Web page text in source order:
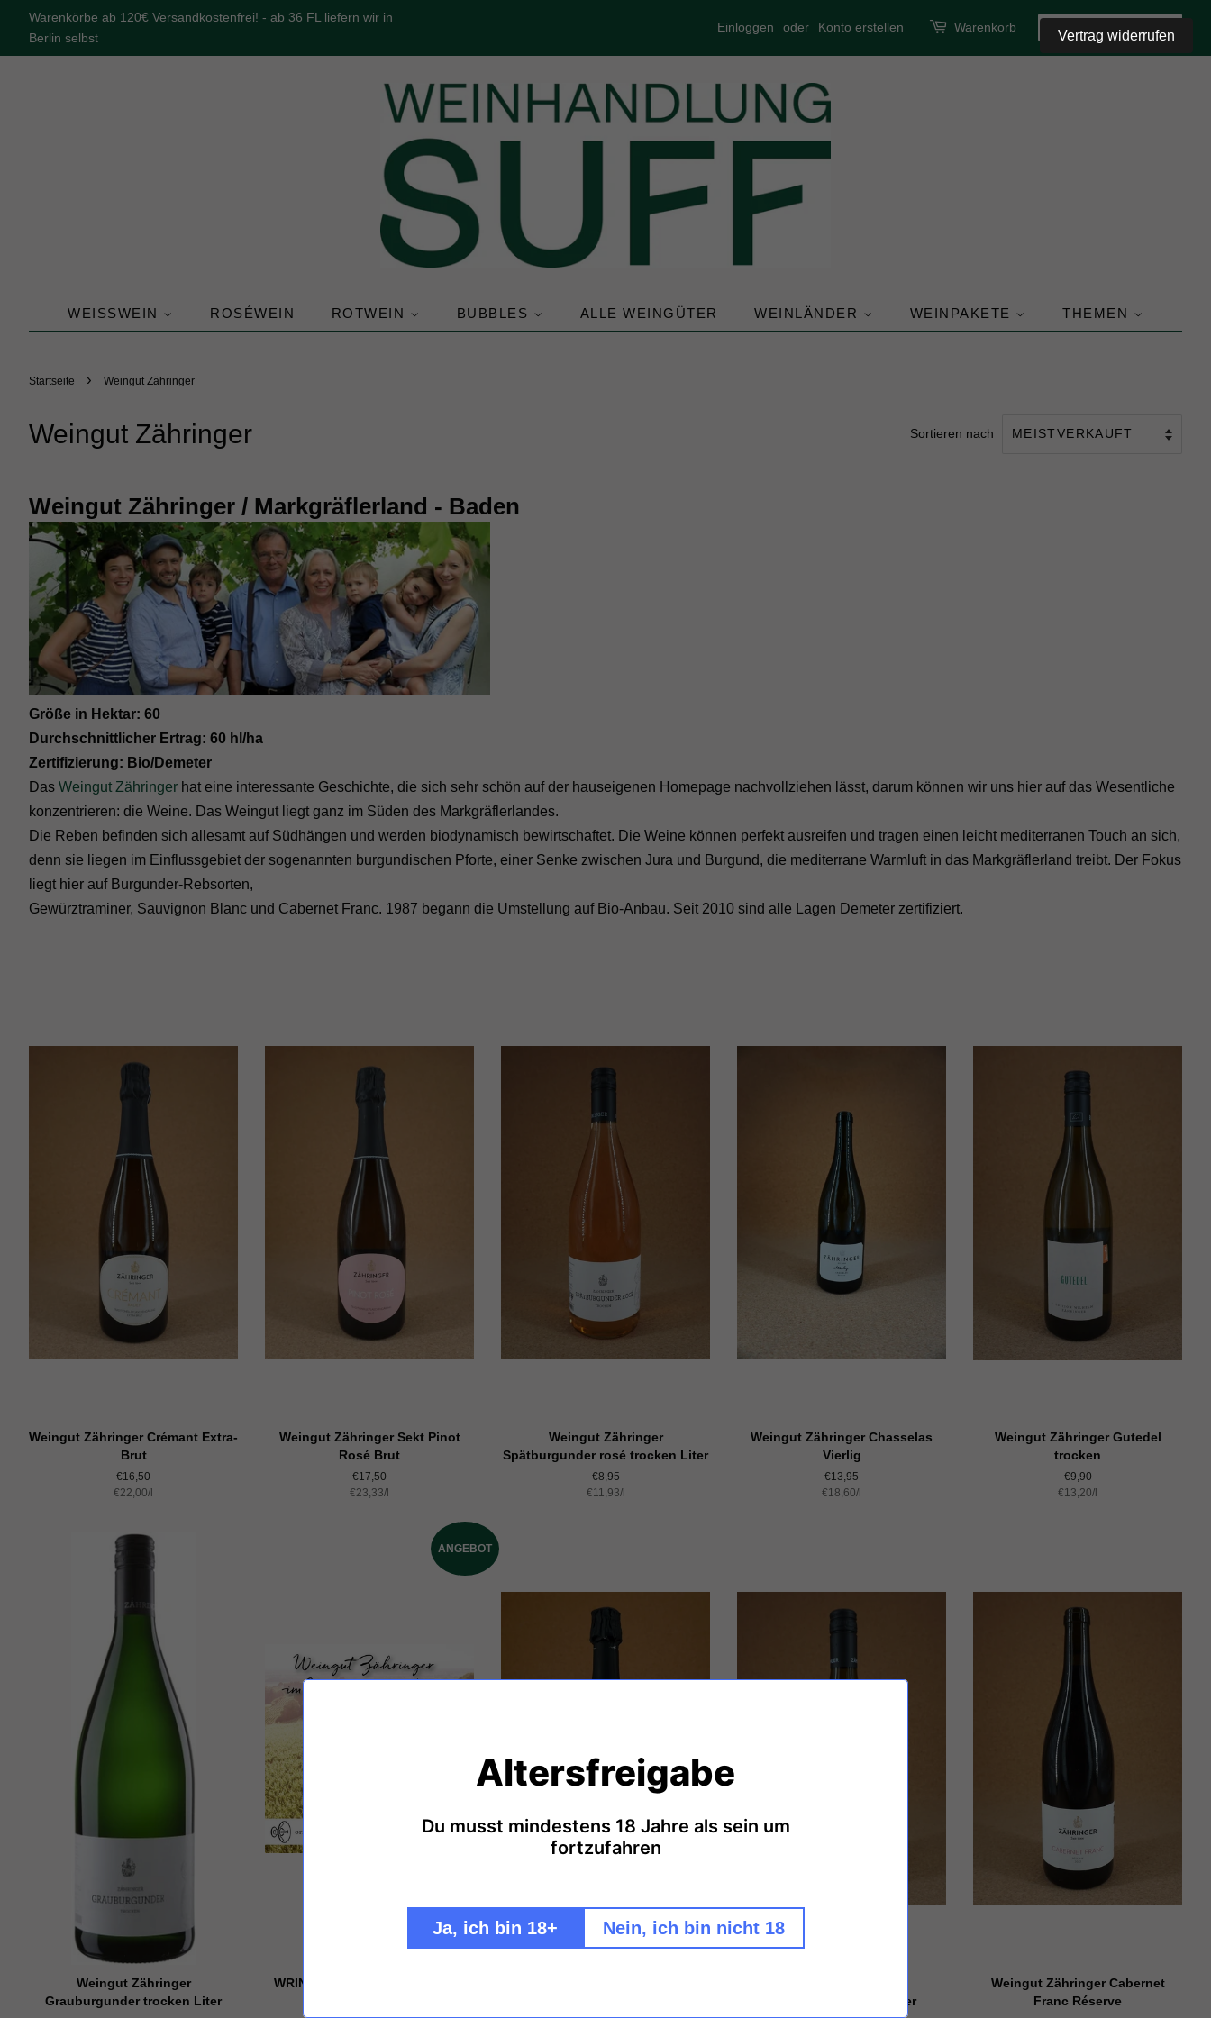
Warenkörbe ab 120€ Versandkostenfrei! - ab 36 FL liefern wir in
Berlin selbst
Einloggen oder Konto erstellen Warenkorb SUCHEN
WEISSWEIN ROSÉWEIN ROTWEIN BUBBLES ALLE WEINGÜTER WEINLÄNDER WEINPAKETE THEMEN
Startseite › Weingut Zähringer
Weingut Zähringer Sortieren nach
Weingut Zähringer / Markgräflerland - Baden
Größe in Hektar: 60
Durchschnittlicher Ertrag: 60 hl/ha
Zertifizierung: Bio/Demeter
Das Weingut Zähringer hat eine interessante Geschichte, die sich sehr schön auf der hauseigenen Homepage nachvollziehen lässt, darum können wir uns hier auf das Wesentliche
konzentrieren: die Weine. Das Weingut liegt ganz im Süden des Markgräflerlandes.
Die Reben befinden sich allesamt auf Südhängen und werden biodynamisch bewirtschaftet. Die Weine können perfekt ausreifen und tragen einen leicht mediterranen Touch an sich,
denn sie liegen im Einflussgebiet der sogenannten burgundischen Pforte, einer Senke zwischen Jura und Burgund, die mediterrane Warmluft in das Markgräflerland treibt. Der Fokus
liegt hier auf Burgunder-Rebsorten,
Gewürztraminer, Sauvignon Blanc und Cabernet Franc. 1987 begann die Umstellung auf Bio-Anbau. Seit 2010 sind alle Lagen Demeter zertifiziert.
Weingut Zähringer Crémant Extra-
Brut
Normaler
Preis
€16,50
Einzelpreis
€22,00/
Weingut Zähringer Sekt Pinot
Rosé Brut
Normaler
Preis
€17,50
Einzelpreis
€23,33/
Weingut Zähringer
Spätburgunder rosé trocken Liter
Normaler
Preis
€8,95
Einzelpreis
€11,93/pro
l
Weingut Zähringer Chasselas
Vierlig
Normaler
Preis
€13,95
Einzelpreis
€18,60/
Weingut Zähringer Gutedel
trocken
Normaler
Preis
€9,90
Einzelpreis
€13,20/
Weingut Zähringer
Grauburgunder trocken Liter
ANGEBOT
WRINT Flaschenpodcast-Paket
Grauburgunder Demeter
Weingut Zähringer Cabernet
Franc Réserve
Vertrag widerrufen
Altersfreigabe
Du musst mindestens 18 Jahre als sein um
fortzufahren
Ja, ich bin 18+ Nein, ich bin nicht 18